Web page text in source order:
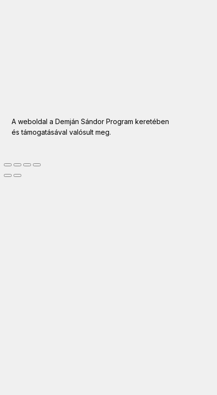
A weboldal a Demján Sándor Program keretében
és támogatásával valósult meg.